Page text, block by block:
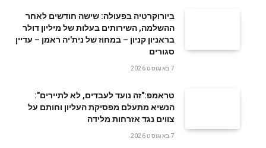
ביורוקרטיה בפעולה: שישה חודשים לאחר
ההשלמה, השירותים בעלות של מיליון דולר
בראניון קניון – במחוז של נית'יה ראמן – עדיין
סגורים
7 באוגוסט 2026
טראמפ:"זה נועד לעבדים, לא לתיירים":
הנשיא מתעלם מפסיקת העליון וחותם על
צווים נגד אזרחות מלידה
7 באוגוסט 2026